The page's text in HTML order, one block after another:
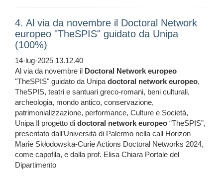
4. Al via da novembre il Doctoral Network
europeo "TheSPIS" guidato da Unipa
(100%)
14-lug-2025 13.12.40
Al via da novembre il Doctoral Network europeo
"TheSPIS" guidato da Unipadoctoral network europeo,
TheSPIS, teatri e santuari greco-romani, beni culturali,
archeologia, mondo antico, conservazione,
patrimonializzazione, performance, Culture e Società,
Unipa Il progetto di doctoral network europeo “TheSPIS”,
presentato dall’Università di Palermo nella call Horizon
Marie Skłodowska-Curie Actions Doctoral Networks 2024,
come capofila, e dalla prof. Elisa Chiara Portale del
Dipartimento